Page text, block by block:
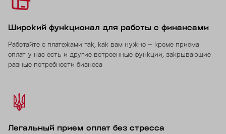
Широкий функционал для работы с финансами
Работайте с платежами так, как вам нужно – кроме приема
оплат у нас есть и другие встроенные функции, закрывающие
разные потребности бизнеса
Легальный прием оплат без стресса